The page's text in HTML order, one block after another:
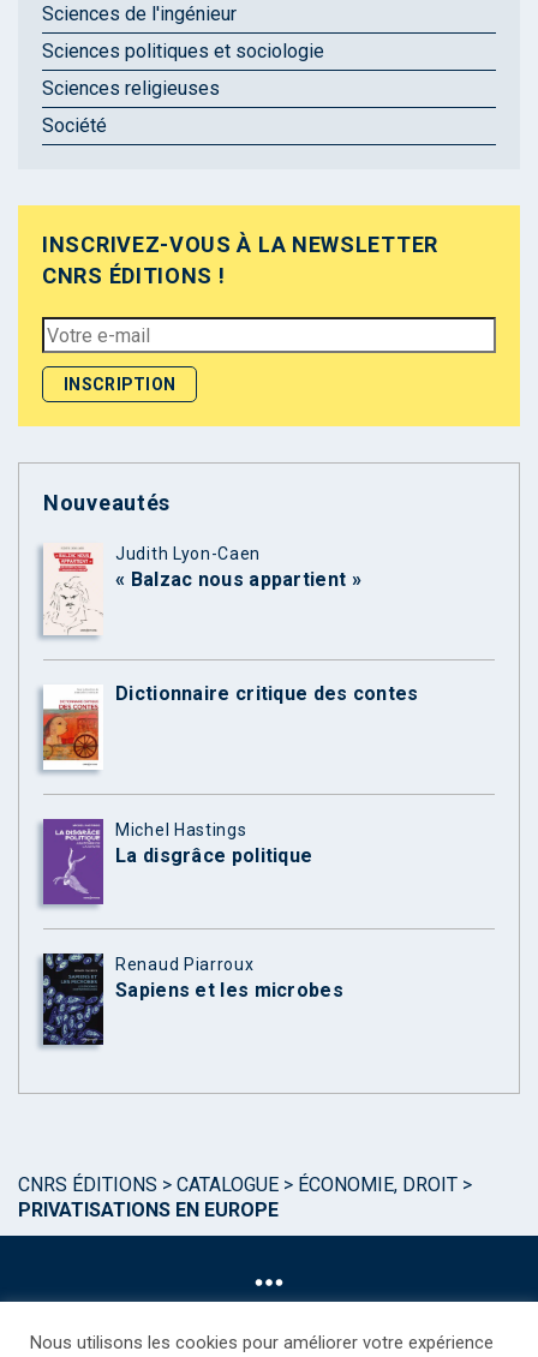
Sciences de l'ingénieur
Sciences politiques et sociologie
Sciences religieuses
Société
INSCRIVEZ-VOUS À LA NEWSLETTER
CNRS ÉDITIONS !
Nouveautés
Judith Lyon-Caen
« Balzac nous appartient »
Dictionnaire critique des contes
Michel Hastings
La disgrâce politique
Renaud Piarroux
Sapiens et les microbes
CNRS ÉDITIONS > CATALOGUE > ÉCONOMIE, DROIT >
PRIVATISATIONS EN EUROPE
Nous utilisons les cookies pour améliorer votre expérience